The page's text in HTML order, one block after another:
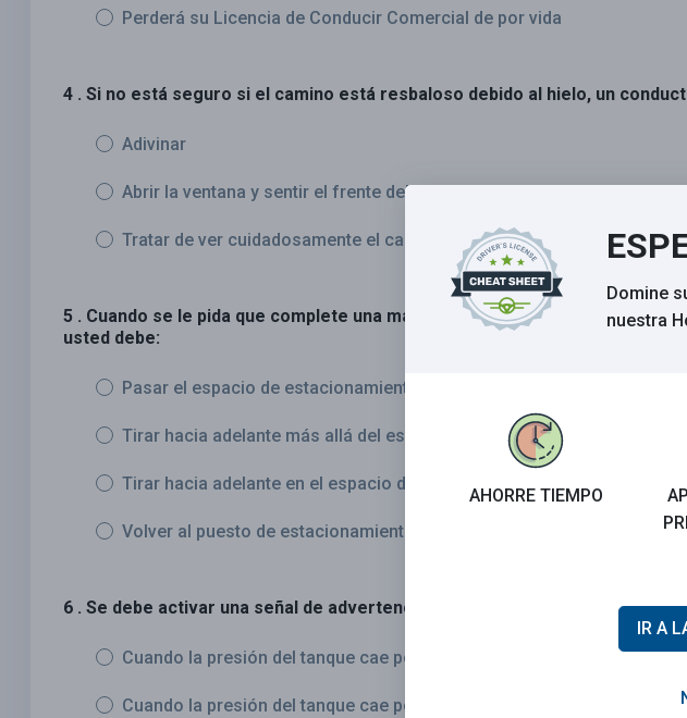
Perderá su Licencia de Conducir Comercial de por vida
4 . Si no está seguro si el camino está resbaloso debido al hielo, un
Adivinar
Abrir la ventana y sentir el frente del espejo buscando hielo
Tratar de ver cuidadosamente el camino
5 . Cuando se le pida que complete una maniobra de estacionamiento en el
usted debe:
Pasar el espacio de estacionamiento mientras retrocede, luego tirar
Tirar hacia adelante más allá del espacio de estacionamiento, luego
Tirar hacia adelante en el espacio de estacionamiento sin pasarlo
Volver al puesto de estacionamiento sin pasarlo primero.
6 . Se debe activar una señal de advertencia de baja presión de aire:
Cuando la presión del tanque cae por debajo de 120 psi.
Cuando la presión del tanque cae por debajo de 60 psi.
Domine
nuestra
AHORRE TIEMPO
IR A